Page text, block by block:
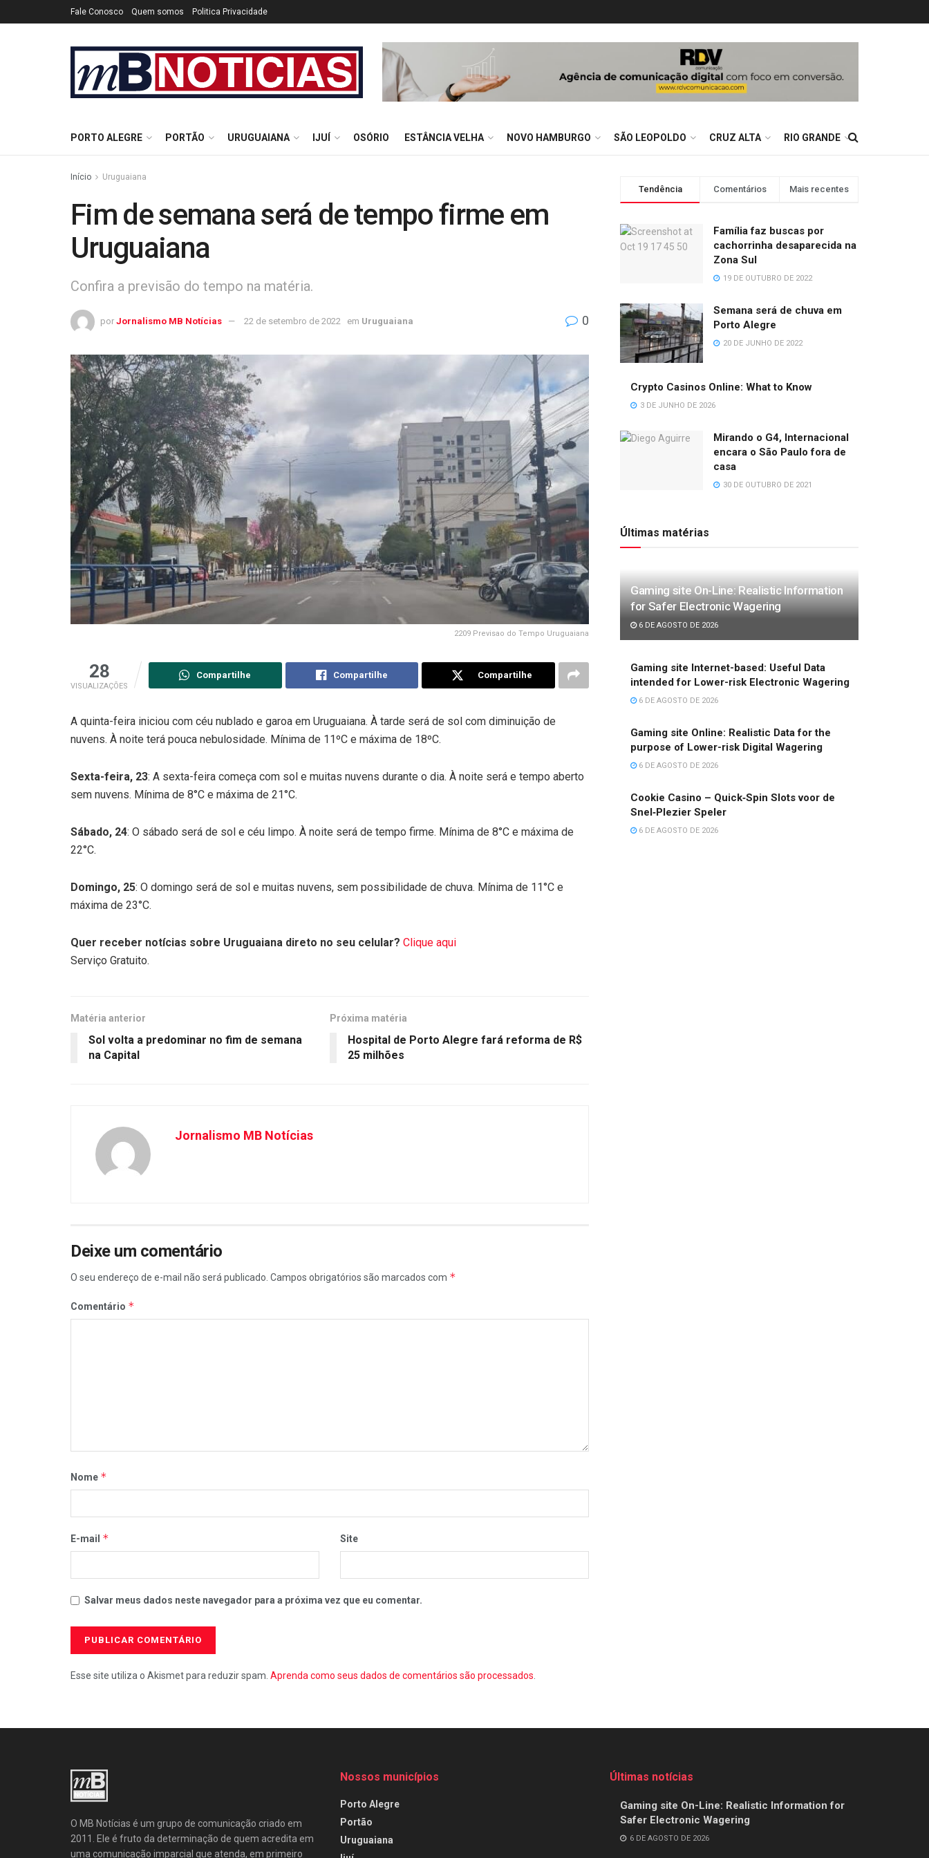
Fale Conosco Quem somos Politica Privacidade
PORTO ALEGRE PORTÃO URUGUAIANA IJUÍ OSÓRIO ESTÂNCIA VELHA NOVO HAMBURGO SÃO LEOPOLDO CRUZ ALTA RIO GRANDE
Início Uruguaiana
Fim de semana será de tempo firme em
Uruguaiana
Confira a previsão do tempo na matéria.
por Jornalismo MB Notícias 22 de setembro de 2022 em Uruguaiana 0
2209 Previsao do Tempo Uruguaiana
28
VISUALIZAÇÕES
Compartilhe Compartilhe Compartilhe
A quinta-feira iniciou com céu nublado e garoa em Uruguaiana. À tarde será de sol com diminuição de
nuvens. À noite terá pouca nebulosidade. Mínima de 11ºC e máxima de 18ºC.
Sexta-feira, 23: A sexta-feira começa com sol e muitas nuvens durante o dia. À noite será e tempo aberto
sem nuvens. Mínima de 8°C e máxima de 21°C.
Sábado, 24: O sábado será de sol e céu limpo. À noite será de tempo firme. Mínima de 8°C e máxima de
22°C.
Domingo, 25: O domingo será de sol e muitas nuvens, sem possibilidade de chuva. Mínima de 11°C e
máxima de 23°C.
Quer receber notícias sobre Uruguaiana direto no seu celular? Clique aqui
Serviço Gratuito.
Matéria anterior
Sol volta a predominar no fim de semana
na Capital
Próxima matéria
Hospital de Porto Alegre fará reforma de R$
25 milhões
Jornalismo MB Notícias
Deixe um comentário
O seu endereço de e-mail não será publicado. Campos obrigatórios são marcados com *
Comentário *
Nome *
E-mail * Site
Salvar meus dados neste navegador para a próxima vez que eu comentar.
Esse site utiliza o Akismet para reduzir spam. Aprenda como seus dados de comentários são processados.
Tendência Comentários Mais recentes
Família faz buscas por
cachorrinha desaparecida na
Zona Sul
19 DE OUTUBRO DE 2022
Semana será de chuva em
Porto Alegre
20 DE JUNHO DE 2022
Crypto Casinos Online: What to Know
3 DE JUNHO DE 2026
Mirando o G4, Internacional
encara o São Paulo fora de
casa
30 DE OUTUBRO DE 2021
Últimas matérias
Gaming site On-Line: Realistic Information
for Safer Electronic Wagering
6 DE AGOSTO DE 2026
Gaming site Internet-based: Useful Data
intended for Lower-risk Electronic Wagering
6 DE AGOSTO DE 2026
Gaming site Online: Realistic Data for the
purpose of Lower-risk Digital Wagering
6 DE AGOSTO DE 2026
Cookie Casino – Quick‑Spin Slots voor de
Snel‑Plezier Speler
6 DE AGOSTO DE 2026
O MB Notícias é um grupo de comunicação criado em
2011. Ele é fruto da determinação de quem acredita em
uma comunicação imparcial que atenda, em primeiro
Nossos municípios
Porto Alegre
Portão
Uruguaiana
Últimas notícias
Gaming site On-Line: Realistic Information for
Safer Electronic Wagering
6 DE AGOSTO DE 2026